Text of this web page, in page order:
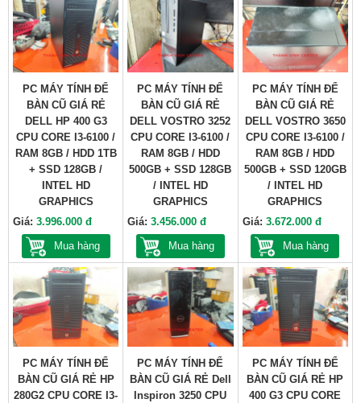
PC MÁY TÍNH ĐỂ
BÀN CŨ GIÁ RẺ
DELL HP 400 G3
CPU CORE I3-6100 /
RAM 8GB / HDD 1TB
+ SSD 128GB /
INTEL HD
GRAPHICS
Giá: 3.996.000 đ
Mua hàng
PC MÁY TÍNH ĐỂ
BÀN CŨ GIÁ RẺ
DELL VOSTRO 3252
CPU CORE I3-6100 /
RAM 8GB / HDD
500GB + SSD 128GB
/ INTEL HD
GRAPHICS
Giá:3.456.000 đ
Mua hàng
PC MÁY TÍNH ĐỂ
BÀN CŨ GIÁ RẺ
DELL VOSTRO 3650
CPU CORE I3-6100 /
RAM 8GB / HDD
500GB + SSD 120GB
/ INTEL HD
GRAPHICS
Giá: 3.672.000 đ
Mua hàng
PC MÁY TÍNH ĐỂ
BÀN CŨ GIÁ RẺ HP
280G2 CPU CORE I3-
PC MÁY TÍNH ĐỂ
BÀN CŨ GIÁ RẺ Dell
Inspiron 3250 CPU
PC MÁY TÍNH ĐỂ
BÀN CŨ GIÁ RẺ HP
400 G3 CPU CORE